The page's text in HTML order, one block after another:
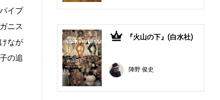
イプ
ニス
なが
の追
4 『火山の下』(白水社)
陣野 俊史